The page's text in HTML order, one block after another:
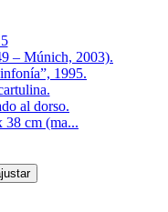
– Múnich, 2003).
1995.
al dorso.
38 cm (ma...